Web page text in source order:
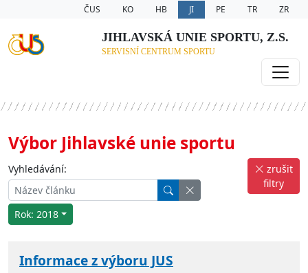
ČUS KO HB JI PE TR ZR
JIHLAVSKÁ UNIE SPORTU, Z.S.
SERVISNÍ CENTRUM SPORTU
Výbor Jihlavské unie sportu
Vyhledávání:
Rok: 2018
zrušit
filtry
Informace z výboru JUS